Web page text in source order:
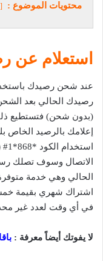
محتويات الموضوع :
استعلام عن
عند شحن رصيدك
رصيدك الحالي بعد
إعلامك بالرصيد الخاص
الاتصال وسوف تصلك
اشتراك شهري بقيمة
في أي وقت لعدد غير
لا يفوتك أيضاً معرفة :